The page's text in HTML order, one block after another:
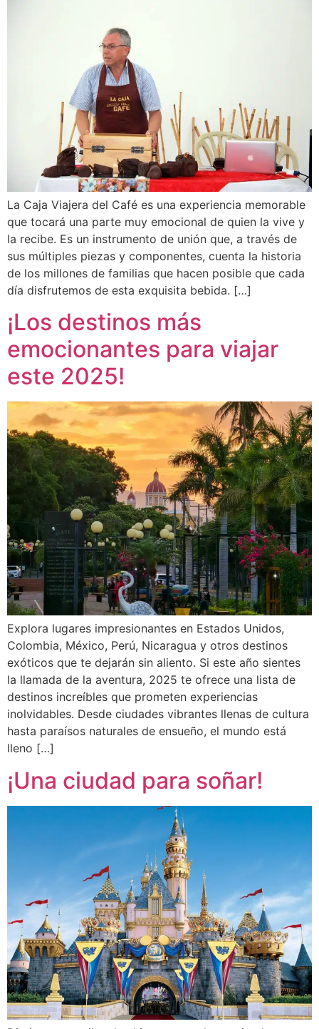
La Caja Viajera del Café es una experiencia memorable
que tocará una parte muy emocional de quien la vive y
la recibe. Es un instrumento de unión que, a través de
sus múltiples piezas y componentes, cuenta la historia
de los millones de familias que hacen posible que cada
día disfrutemos de esta exquisita bebida. […]
¡Los destinos más
emocionantes para viajar
este 2025!
Explora lugares impresionantes en Estados Unidos,
Colombia, México, Perú, Nicaragua y otros destinos
exóticos que te dejarán sin aliento. Si este año sientes
la llamada de la aventura, 2025 te ofrece una lista de
destinos increíbles que prometen experiencias
inolvidables. Desde ciudades vibrantes llenas de cultura
hasta paraísos naturales de ensueño, el mundo está
lleno […]
¡Una ciudad para soñar!